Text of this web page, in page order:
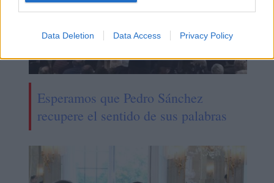
Data Deletion Data Access Privacy Policy
Esperamos que Pedro Sánchez
recupere el sentido de sus palabras